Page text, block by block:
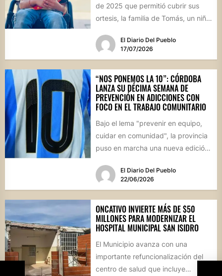
de 2025 que permitió cubrir sus
ortesis, la familia de Tomás, un niño
El Diario Del Pueblo
17/07/2026
“NOS PONEMOS LA 10”: CÓRDOBA
LANZA SU DÉCIMA SEMANA DE
PREVENCIÓN EN ADICCIONES CON
FOCO EN EL TRABAJO COMUNITARIO
Bajo el lema "prevenir en equipo,
cuidar en comunidad", la provincia
puso en marcha una nueva edición
El Diario Del Pueblo
22/06/2026
ONCATIVO INVIERTE MÁS DE $50
MILLONES PARA MODERNIZAR EL
HOSPITAL MUNICIPAL SAN ISIDRO
El Municipio avanza con una
importante refuncionalización del
centro de salud que incluye